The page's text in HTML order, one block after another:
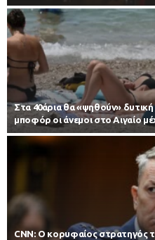
Στα 40άρια θα «ψηθούν»
μποφόρ οι άνεμοι στο Αιγαίο
CNN: Ο κορυφαίος στρατηγός